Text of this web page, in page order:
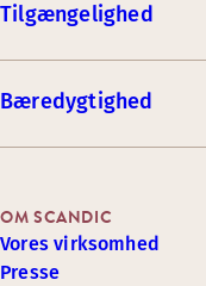
Tilgængelighed
Bæredygtighed
OM SCANDIC
Vores virksomhed
Presse